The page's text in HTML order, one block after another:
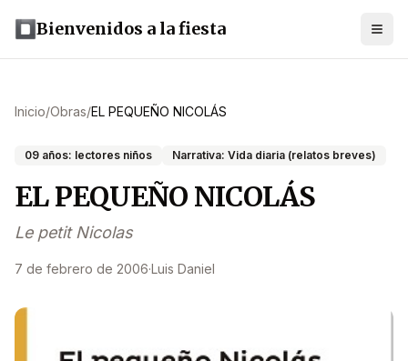
Bienvenidos a la fiesta
Inicio/Obras/EL PEQUEÑO NICOLÁS
09 años: lectores niños Narrativa: Vida diaria (relatos breves)
EL PEQUEÑO NICOLÁS
Le petit Nicolas
7 de febrero de 2006·Luis Daniel